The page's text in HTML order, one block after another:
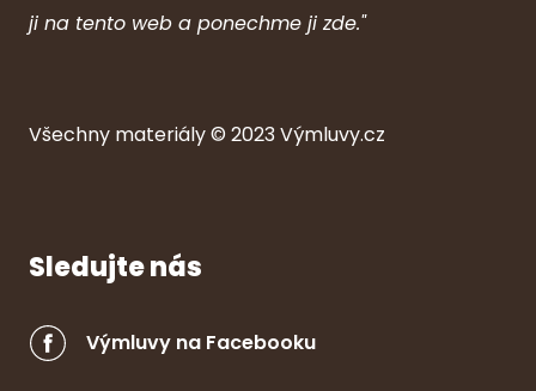
ji na tento web a ponechme ji zde."
Všechny materiály © 2023Výmluvy.cz
Sledujte nás
Výmluvy na Facebooku